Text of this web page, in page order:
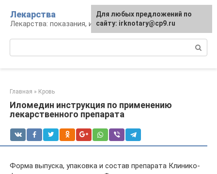
контенту
Лекарства
Лекарства: показания, инструкция, аналоги
Главная » Кровь
Иломедин инструкция по применению
лекарственного препарата
Форма выпуска, упаковка и состав препарата Клинико-
Для любых предложений по
сайту: irknotary@cp9.ru